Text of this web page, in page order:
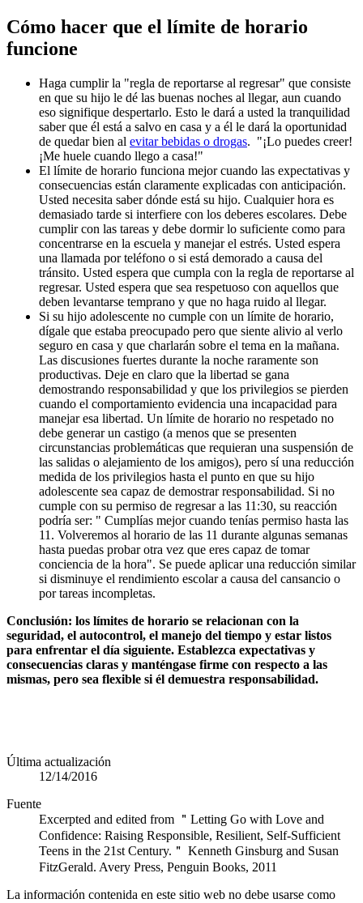
Cómo hacer que el límite de horario
funcione
Haga cumplir la "regla de reportarse al regresar" que consiste
en que su hijo le dé las buenas noches al llegar, aun cuando
eso signifique despertarlo. Esto le dará a usted la tranquilidad
saber que él está a salvo en casa y a él le dará la oportunidad
de quedar bien al evitar bebidas o drogas. "¡Lo puedes creer!
¡Me huele cuando llego a casa!"
El límite de horario funciona mejor cuando las expectativas y
consecuencias están claramente explicadas con anticipación.
Usted necesita saber dónde está su hijo. Cualquier hora es
demasiado tarde si interfiere con los deberes escolares. Debe
cumplir con las tareas y debe dormir lo suficiente como para
concentrarse en la escuela y manejar el estrés. Usted espera
una llamada por teléfono o si está demorado a causa del
tránsito. Usted espera que cumpla con la regla de reportarse al
regresar. Usted espera que sea respetuoso con aquellos que
deben levantarse temprano y que no haga ruido al llegar.
Si su hijo adolescente no cumple con un límite de horario,
dígale que estaba preocupado pero que siente alivio al verlo
seguro en casa y que charlarán sobre el tema en la mañana.
Las discusiones fuertes durante la noche raramente son
productivas. Deje en claro que la libertad se gana
demostrando responsabilidad y que los privilegios se pierden
cuando el comportamiento evidencia una incapacidad para
manejar esa libertad. Un límite de horario no respetado no
debe generar un castigo (a menos que se presenten
circunstancias problemáticas que requieran una suspensión de
las salidas o alejamiento de los amigos), pero sí una reducción
medida de los privilegios hasta el punto en que su hijo
adolescente sea capaz de demostrar responsabilidad. Si no
cumple con su permiso de regresar a las 11:30, su reacción
podría ser: " Cumplías mejor cuando tenías permiso hasta las
11. Volveremos al horario de las 11 durante algunas semanas
hasta puedas probar otra vez que eres capaz de tomar
conciencia de la hora". Se puede aplicar una reducción similar
si disminuye el rendimiento escolar a causa del cansancio o
por tareas incompletas.
Conclusión: los límites de horario se relacionan con la
seguridad, el autocontrol, el manejo del tiempo y estar listos
para enfrentar el día siguiente. Establezca expectativas y
consecuencias claras y manténgase firme con respecto a las
mismas, pero sea flexible si él demuestra responsabilidad.
Última actualización
12/14/2016
Fuente
Excerpted and edited from ＂Letting Go with Love and
Confidence: Raising Responsible, Resilient, Self-Sufficient
Teens in the 21st Century.＂ Kenneth Ginsburg and Susan
FitzGerald. Avery Press, Penguin Books, 2011
La información contenida en este sitio web no debe usarse como